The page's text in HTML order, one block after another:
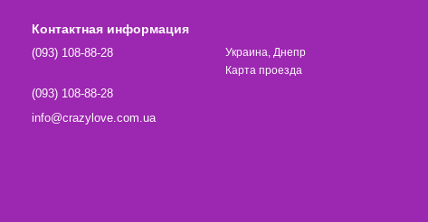
Контактная информация
(093) 108-88-28
(093) 108-88-28
info@crazylove.com.ua
Украина, Днепр
Карта проезда